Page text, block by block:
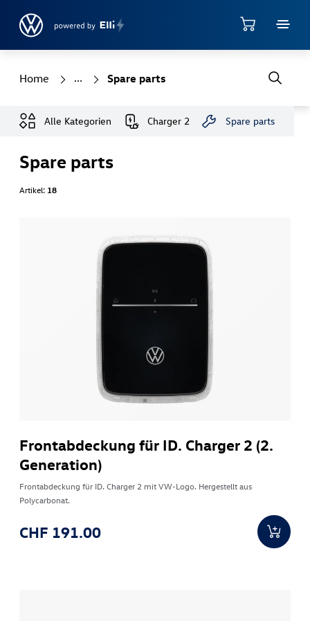
Home ShopSpare parts
Alle Kategorien Charger 2 Spare parts
Spare parts
Artikel: 18
Frontabdeckung für ID. Charger 2 (2.
Generation)
Frontabdeckung für ID. Charger 2 mit VW-Logo. Hergestellt aus
Polycarbonat.
CHF 191.00